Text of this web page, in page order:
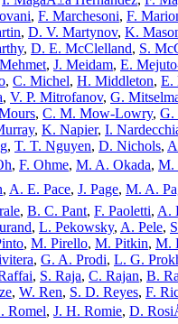
, F. Marchesoni, F.
, D. V. Martynov, K.
, D. E. McClelland, S.
, J. Meidam, E.
, C. Michel, H. Middleton, E.
, V. P. Mitrofanov, G.
, C. M. Mow-Lowry, G.
, K. Napier, I.
, T. T. Nguyen, D. Nichols,
, F. Ohme, M. A. Okada, M.
, A. E. Pace, J. Page, M. A.
, B. C. Pant, F. Paoletti, A.
, L. Pekowsky, A. Pele,
, M. Pirello, M. Pitkin, M.
, G. A. Prodi, L. G.
, S. Raja, C. Rajan, B.
, W. Ren, S. D. Reyes, F.
Romel, J. H. Romie, D.